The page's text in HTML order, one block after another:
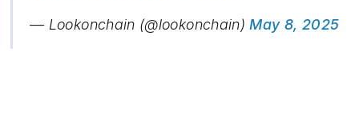
— Lookonchain (@lookonchain)May 8, 2025